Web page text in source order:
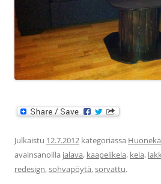
Julkaistu 12.7.2012 kategoriassa
avainsanoilla jalava, kaapelikela, kela,
redesign,sohvapöytä,sorvattu.